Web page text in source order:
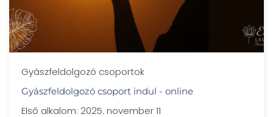
Gyászfeldolgozó csoportok
Gyászfeldolgozó csoport indul - online
Első alkalom: 2025. november 11